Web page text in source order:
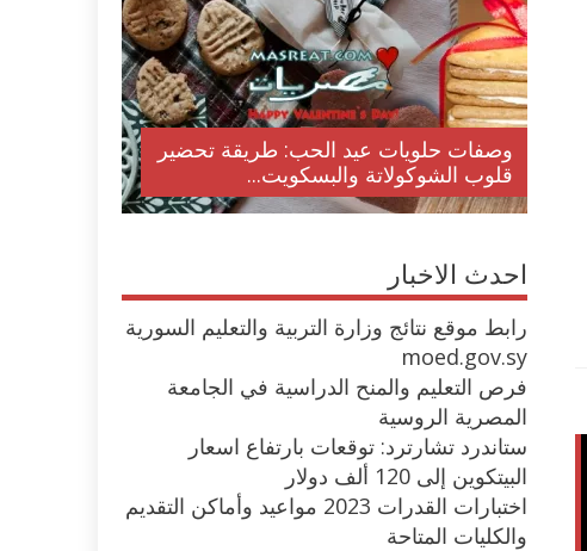
وصفات حلويات عيد الحب: طريقة تحضير
قلوب الشوكولاتة والبسكويت...
احدث الاخبار
رابط موقع نتائج وزارة التربية والتعليم السورية
moed.gov.sy
فرص التعليم والمنح الدراسية في الجامعة
المصرية الروسية
ستاندرد تشارترد: توقعات بارتفاع اسعار
البيتكوين إلى 120 ألف دولار
اختبارات القدرات 2023 مواعيد وأماكن التقديم
والكليات المتاحة